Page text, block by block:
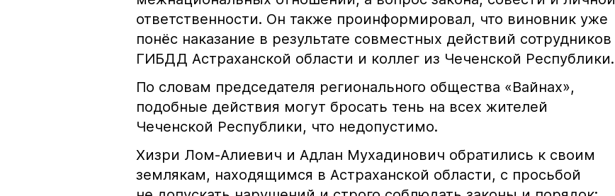
ответственности. Он также проинформировал, что виновник уже
понёс наказание в результате совместных действий сотрудников
ГИБДД Астраханской области и коллег из Чеченской Республики.
По словам председателя регионального общества «Вайнах»,
подобные действия могут бросать тень на всех жителей
Чеченской Республики, что недопустимо.
Хизри Лом-Алиевич и Адлан Мухадинович обратились к своим
землякам, находящимся в Астраханской области, с просьбой